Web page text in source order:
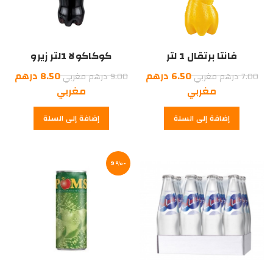
فانتا برتقال 1 لتر
7.00درهم مغربيالسعر
الأصلي
هو:
7.00
6.50 درهم
مغربي
الحالي
هو:
إضافة إلى السلة
كوكاكولا 1لتر زيرو
9.00درهم مغربيالسعر
الأصلي
هو:
9.00
8.50 درهم
مغربي
الحالي
هو:
مغربي.
إضافة إلى السلة
-9%